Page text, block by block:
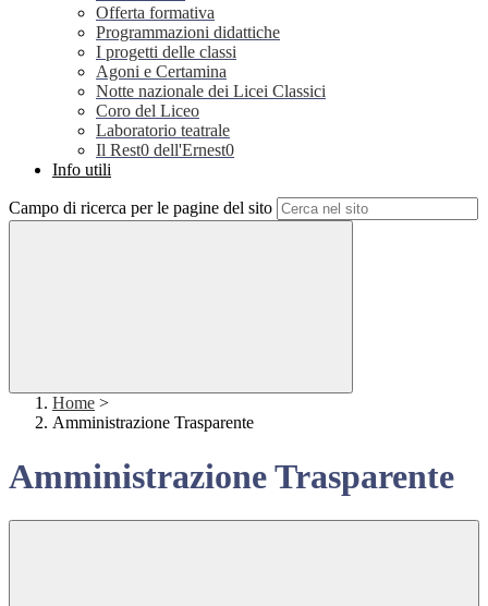
Offerta formativa
Programmazioni didattiche
I progetti delle classi
Agoni e Certamina
Notte nazionale dei Licei Classici
Coro del Liceo
Laboratorio teatrale
Il Rest0 dell'Ernest0
Info utili
Campo di ricerca per le pagine del sito
Home >
Amministrazione Trasparente
Amministrazione Trasparente